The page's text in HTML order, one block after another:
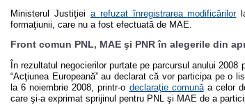
Ministerul Justiţiei a refuzat înregistrarea modificărilor
formaţiunii, care nu a fost efectuată de MAE.
Front comun PNL, MAE şi PNR în alegerile din
În rezultatul negocierilor purtate pe parcursul anului
“Acţiunea Europeană” au declarat că vor participa pe o
la 6 noiembrie 2008, printr-o declaraţie comunăa celor
care şi-a exprimat sprijinul pentru PNL şi MAE de a